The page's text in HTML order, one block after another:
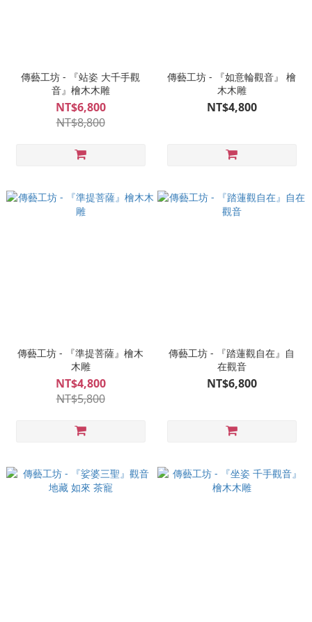
傳藝工坊 - 『站姿 大千手觀
音』檜木木雕
NT$6,800
NT$8,800
傳藝工坊 - 『如意輪觀音』 檜
木木雕
NT$4,800
傳藝工坊 - 『準提菩薩』檜木
木雕
NT$4,800
NT$5,800
傳藝工坊 - 『踏蓮觀自在』自
在觀音
NT$6,800